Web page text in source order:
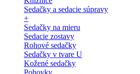
Sedačky a sedacie súpravy
+
Sedačky na mieru
Sedacie zostavy
Rohové sedačky
Sedačky v tvare U
Kožené sedačky
Pohovky